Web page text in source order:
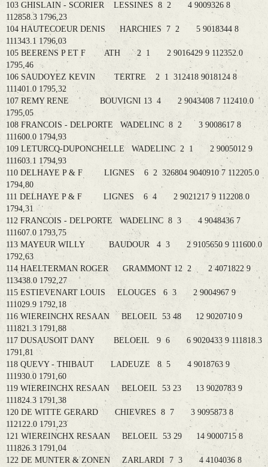
103 GHISLAIN - SCORIER LESSINES 8 2 4 9009326 8
112858.3 1796,23
104 HAUTECOEUR DENIS HARCHIES 7 2 5 9018344 8
111343.1 1796,03
105 BEERENS P ET F ATH 2 1 2 9016429 9 112352.0
1795,46
106 SAUDOYEZ KEVIN TERTRE 2 1 312418 9018124 8
111401.0 1795,32
107 REMY RENE BOUVIGNI 13 4 2 9043408 7 112410.0
1795,05
108 FRANCOIS - DELPORTE WADELINC 8 2 3 9008617 8
111600.0 1794,93
109 LETURCQ-DUPONCHELLE WADELINC 2 1 2 9005012 9
111603.1 1794,93
110 DELHAYE P & F LIGNES 6 2 326804 9040910 7 112205.0
1794,80
111 DELHAYE P & F LIGNES 6 4 2 9021217 9 112208.0
1794,31
112 FRANCOIS - DELPORTE WADELINC 8 3 4 9048436 7
111607.0 1793,75
113 MAYEUR WILLY BAUDOUR 4 3 2 9105650 9 111600.0
1792,63
114 HAELTERMAN ROGER GRAMMONT 12 2 2 4071822 9
113438.0 1792,27
115 ESTIEVENART LOUIS ELOUGES 6 3 2 9004967 9
111029.9 1792,18
116 WIEREINCHX RESAAN BELOEIL 53 48 12 9020710 9
111821.3 1791,88
117 DUSAUSOIT DANY BELOEIL 9 6 6 9020433 9 111818.3
1791,81
118 QUEVY - THIBAUT LADEUZE 8 5 4 9018763 9
111930.0 1791,60
119 WIEREINCHX RESAAN BELOEIL 53 23 13 9020783 9
111824.3 1791,38
120 DE WITTE GERARD CHIEVRES 8 7 3 9095873 8
112122.0 1791,23
121 WIEREINCHX RESAAN BELOEIL 53 29 14 9000715 8
111826.3 1791,04
122 DE MUNTER & ZONEN ZARLARDI 7 3 4 4104036 8